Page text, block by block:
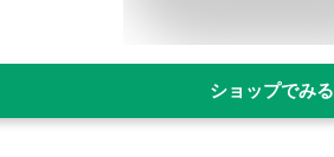
ショップでみる